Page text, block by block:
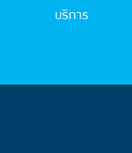
บริการ